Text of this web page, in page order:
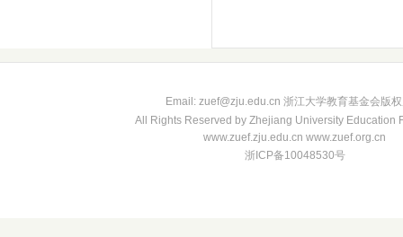
Email: zuef@zju.edu.cn 浙江大学教育基金会版
All Rights Reserved by Zhejiang University Education
www.zuef.zju.edu.cn www.zuef.org.cn
浙ICP备10048530号